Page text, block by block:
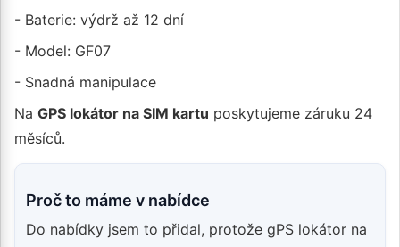
- Baterie: výdrž až 12 dní
- Model: GF07
- Snadná manipulace
Na GPS lokátor na SIM kartu poskytujeme záruku 24
měsíců.
Proč to máme v nabídce
Do nabídky jsem to přidal, protože gPS lokátor na